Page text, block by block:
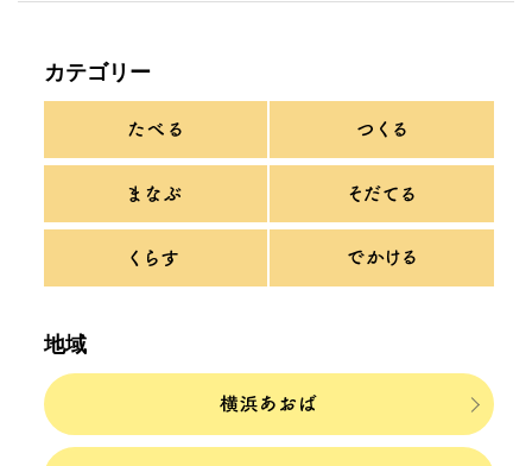
カテゴリー
地域